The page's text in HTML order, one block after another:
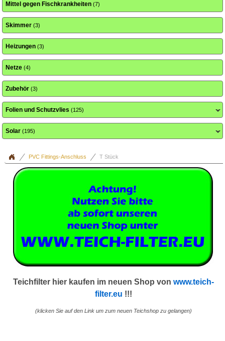
Mittel gegen Fischkrankheiten (7)
Skimmer (3)
Heizungen (3)
Netze (4)
Zubehör (3)
Folien und Schutzvlies (125)
Solar (195)
PVC Fittings-Anschluss T Stück
Teichfilter hier kaufen im neuen Shop vonwww.teich-
filter.eu !!!
(klicken Sie auf den Link um zum neuen Teichshop zu gelangen)